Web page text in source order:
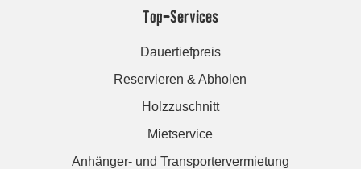
Top-Services
Dauertiefpreis
Reservieren & Abholen
Holzzuschnitt
Mietservice
Anhänger- und Transportervermietung